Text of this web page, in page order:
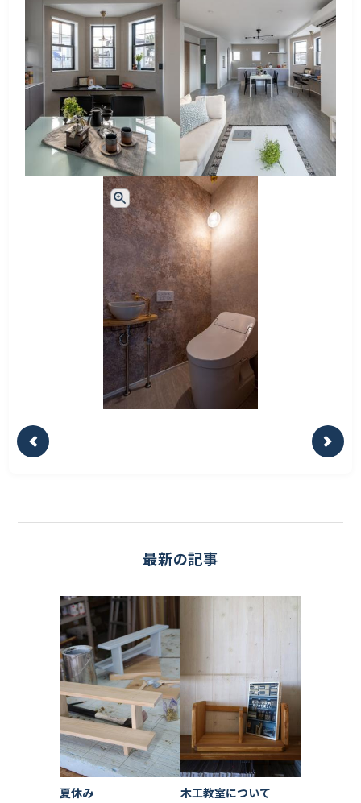
最新の記事
夏休み 木工教室について